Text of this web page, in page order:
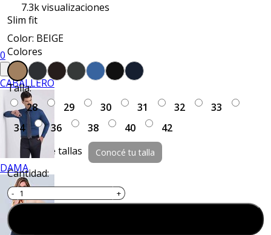
0
CABALLERO
DAMA
7.3kvisualizaciones
Slim fit
Color: BEIGE
Colores
Talla:
28
29 30 31 32
33
34
36 38 40
42
Guía de tallas
Conocé tu talla
Cantidad: